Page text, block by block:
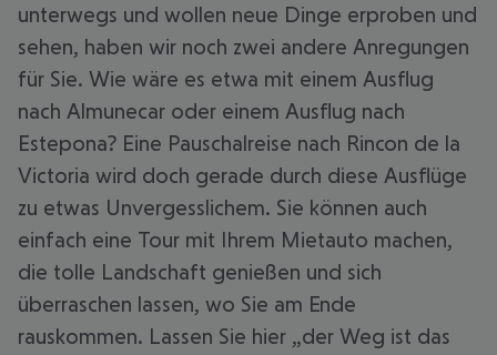
unterwegs und wollen neue Dinge erproben und
sehen, haben wir noch zwei andere Anregungen
für Sie. Wie wäre es etwa mit einem Ausflug
nach Almunecar oder einem Ausflug nach
Estepona? Eine Pauschalreise nach Rincon de la
Victoria wird doch gerade durch diese Ausflüge
zu etwas Unvergesslichem. Sie können auch
einfach eine Tour mit Ihrem Mietauto machen,
die tolle Landschaft genießen und sich
überraschen lassen, wo Sie am Ende
rauskommen. Lassen Sie hier „der Weg ist das